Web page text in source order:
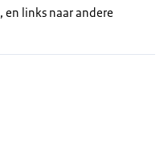
links naar andere